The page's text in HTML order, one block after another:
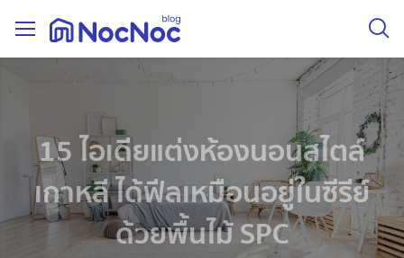
15 ไอเดียแต่งห้องนอนสไตล์
เกาหลี ได้ฟีลเหมือนอยู่ในซีรีย์
ด้วยพื้นไม้ SPC